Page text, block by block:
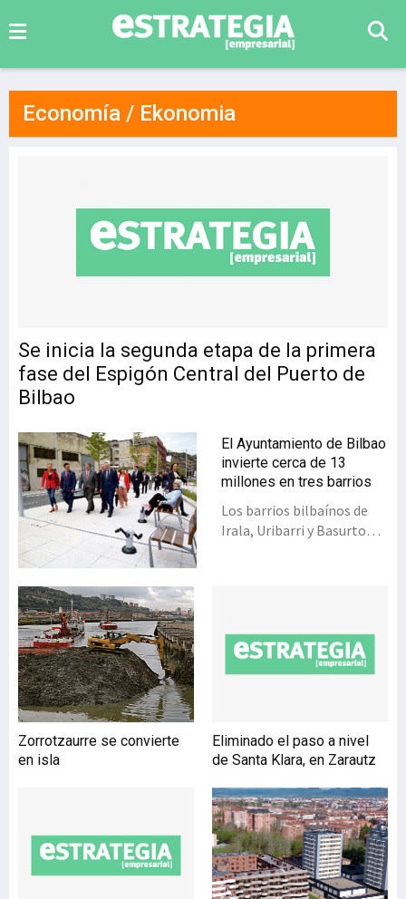
Economía / Ekonomia
Se inicia la segunda etapa de la primera
fase del Espigón Central del Puerto de
Bilbao
El Ayuntamiento de Bilbao
invierte cerca de 13
millones en tres barrios
Los barrios bilbaínos de
Irala, Uribarri y Basurto
invertido 12,84 millones de
euros en mejoras
urbanísticas, de
responsables municipales,
con el alcalde, Juan Mari
Aburto, a la cabeza,
inauguraron la
recuperación del espacio
sobre el soterramiento de
Feve, entre el puente de
Gordóniz y la plaza y el
Zorrotzaurre se convierte
en isla
Eliminado el paso a nivel
de Santa Klara, en Zarautz